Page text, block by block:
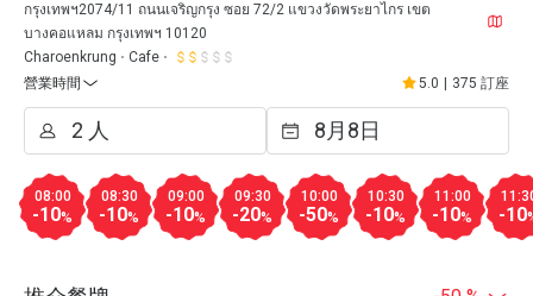
กรุงเทพฯ2074/11 ถนนเจริญกรุง ซอย 72/2 แขวงวัดพระยาไกร เขต
บางคอแหลม กรุงเทพฯ 10120
Charoenkrung
Cafe
營業時間
5.0 375 訂座
08:00
-10%
08:30
-10%
09:00
-10%
09:30
-20%
10:00
-50%
10:30
-10%
11:00
-10% -10